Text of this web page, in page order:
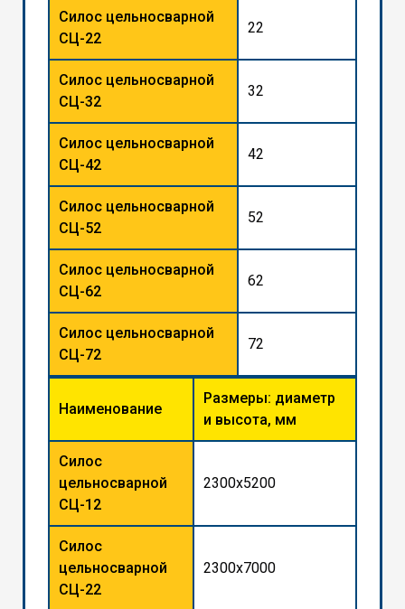
Силос цельносварной
СЦ-22
22
Силос цельносварной
СЦ-32
32
Силос цельносварной
СЦ-42
42
Силос цельносварной
СЦ-52
52
Силос цельносварной
СЦ-62
62
Силос цельносварной
СЦ-72
72
Наименование
Размеры: диаметр
и высота, мм
Силос
цельносварной
СЦ-12
2300x5200
Силос
цельносварной
СЦ-22
2300x7000